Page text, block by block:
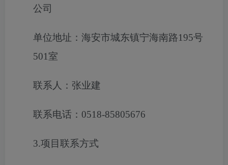
公司
单位地址：海安市城东镇宁海南路195号
501室
联系人：张业建
联系电话：0518-85805676
3.项目联系方式